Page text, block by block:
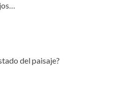
del paisaje?